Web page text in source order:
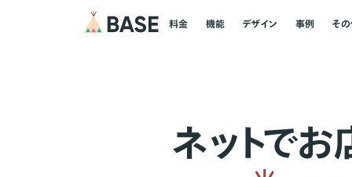
料金 機能 デザイン 事例 そ
ネッ トでお